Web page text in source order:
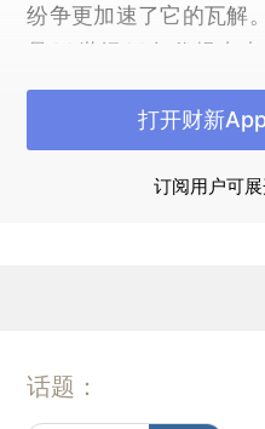
纷争更加速了它的瓦解
是20世纪80年代提出
的缺陷已经广为人知，
家助长了欧元危机。
本文认为，这些批评
2012）。）
订阅用户可
打开财新
话题：